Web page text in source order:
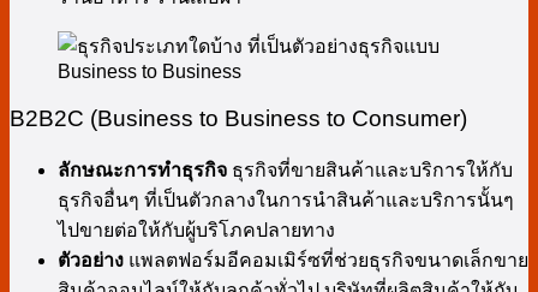
B2B2C (Business to Business to Consumer)
ลักษณะการทำธุรกิจ ธุรกิจที่ขายสินค้าและบริการให้กับ
ธุรกิจอื่นๆ ที่เป็นตัวกลางในการนำสินค้าและบริการนั้นๆ
ไปขายต่อให้กับผู้บริโภคปลายทาง
ตัวอย่าง แพลตฟอร์มอีคอมเมิร์ซที่ช่วยธุรกิจขนาดเล็กขาย